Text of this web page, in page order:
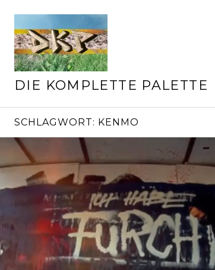
Inhalt
DIE KOMPLETTE PALETTE
SCHLAGWORT: KENMO